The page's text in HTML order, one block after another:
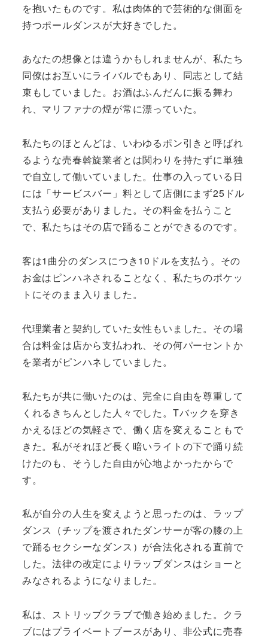
を抱いたものです。私は肉体的で芸術的な側面を
持つポールダンスが大好きでした。
あなたの想像とは違うかもしれませんが、私たち
同僚はお互いにライバルでもあり、同志として結
束もしていました。お酒はふんだんに振る舞わ
れ、マリファナの煙が常に漂っていた。
私たちのほとんどは、いわゆるポン引きと呼ばれ
るような売春斡旋業者とは関わりを持たずに単独
で自立して働いていました。仕事の入っている日
には「サービスバー」料として店側にまず25ドル
支払う必要がありました。その料金を払うこと
で、私たちはその店で踊ることができるのです。
客は1曲分のダンスにつき10ドルを支払う。その
お金はピンハネされることなく、私たちのポケッ
トにそのまま入りました。
代理業者と契約していた女性もいました。その場
合は料金は店から支払われ、その何パーセントか
を業者がピンハネしていました。
私たちが共に働いたのは、完全に自由を尊重して
くれるきちんとした人々でした。Tバックを穿き
かえるほどの気軽さで、働く店を変えることもで
きた。私がそれほど長く暗いライトの下で踊り続
けたのも、そうした自由が心地よかったからで
す。
私が自分の人生を変えようと思ったのは、ラップ
ダンス（チップを渡されたダンサーが客の膝の上
で踊るセクシーなダンス）が合法化される直前で
した。法律の改定によりラップダンスはショーと
みなされるようになりました。
私は、ストリップクラブで働き始めました。クラ
ブにはプライベートブースがあり、非公式に売春